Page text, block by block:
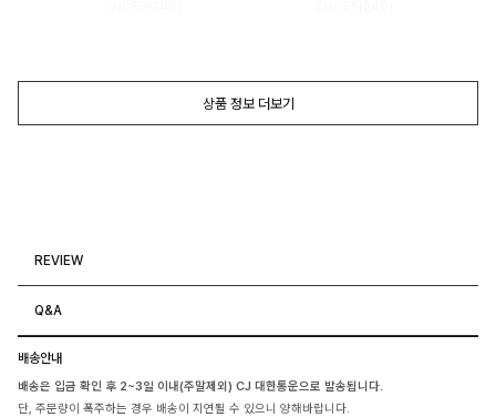
상품 정보 더보기
REVIEW
Q&A
배송안내
배송은 입금 확인 후 2~3일 이내(주말제외) CJ 대한통운으로 발송됩니다.
단, 주문량이 폭주하는 경우 배송이 지연될 수 있으니 양해바랍니다.